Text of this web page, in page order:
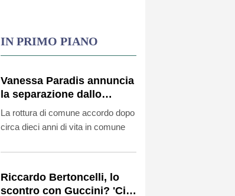
IN PRIMO PIANO
Vanessa Paradis annuncia
la separazione dallo
scrittore Samuel
Benchetrit
La rottura di comune accordo dopo
circa dieci anni di vita in comune
Riccardo Bertoncelli, lo
scontro con Guccini? 'Ci